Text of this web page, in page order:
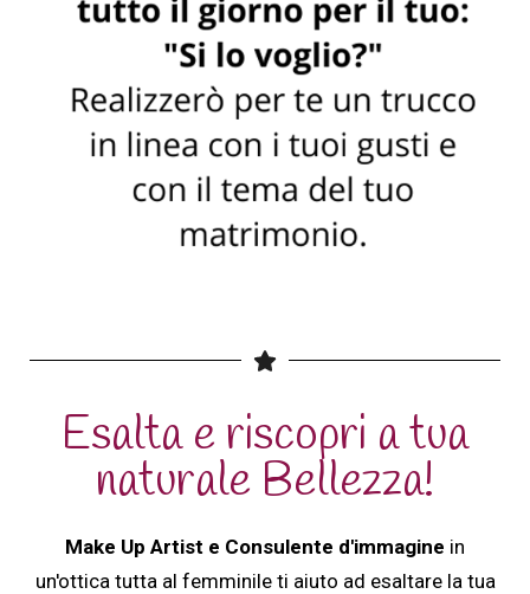
Esalta e riscopri a tua
naturale Bellezza!
Make Up Artist e Consulente d'immagine in
un'ottica tutta al femminile ti aiuto ad esaltare la tua